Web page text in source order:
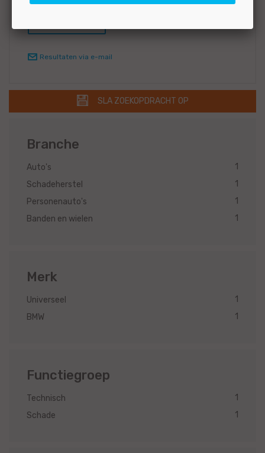
Resultaten via e-mail
SLA ZOEKOPDRACHT OP
Branche
Auto's
1
Schadeherstel
1
Personenauto's
1
Banden en wielen
1
Merk
Universeel
1
BMW
1
Functiegroep
Technisch
1
Schade
1